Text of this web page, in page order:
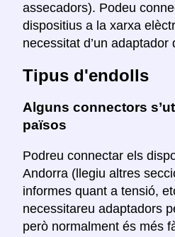
assecadors). Podeu
dispositius a la xarxa
necessitat d’un adaptador
Tipus d'endolls
Alguns connectors
països
Podreu connectar els
Andorra (llegiu altres
informes quant a tensió,
necessitareu adaptadors
però normalment és més